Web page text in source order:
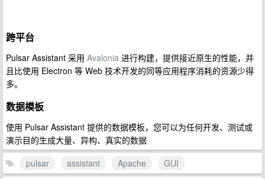
跨平台
Pulsar Assistant 采用 Avalonia 进行构建，提供接近原生的性能，并
且比使用 Electron 等 Web 技术开发的同等应用程序消耗的资源少得
多。
数据模板
使用 Pulsar Assistant 提供的数据模板，您可以为任何开发、测试或
演示目的生成大量、异构、真实的数据
pulsar
assistant Apache
GUI